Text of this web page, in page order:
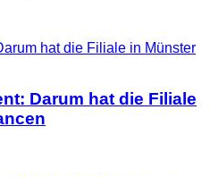
Darum hat die Filiale